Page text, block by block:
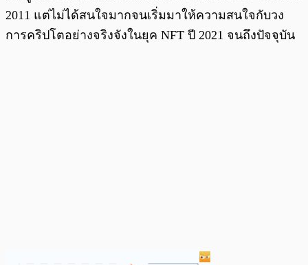
2011 แต่ไม่ได้สนใจมากจนเริ่มมาให้ความสนใจกับวง
การคริปโตอย่างจริงจังในยุค NFT ปี 2021 จนถึงปัจจุบัน